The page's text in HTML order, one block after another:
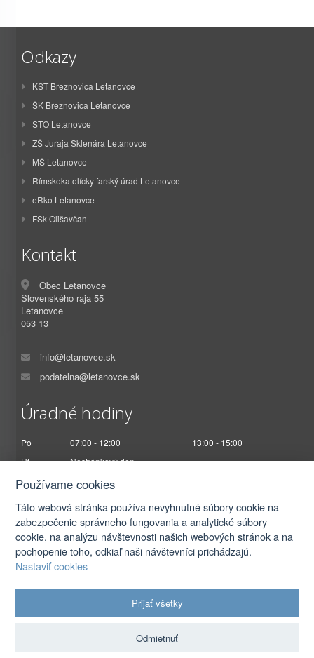
Odkazy
KST Breznovica Letanovce
ŠK Breznovica Letanovce
STO Letanovce
ZŠ Juraja Sklenára Letanovce
MŠ Letanovce
Rímskokatolícky farský úrad Letanovce
eRko Letanovce
FSk Olišavčan
Kontakt
Obec Letanovce
Slovenského raja 55
Letanovce
053 13
info@letanovce.sk
podatelna@letanovce.sk
Úradné hodiny
Po 07:00 - 12:00
13:00 - 15:00
Ut
Nestránkový deň
St
07:00 - 12:00
Pi
07:00 - 12:30
Ochrana osobných údajov|Prístupnosť
Používame cookies
Táto webová stránka používa nevyhnutné súbory cookie na
zabezpečenie správneho fungovania a analytické súbory
cookie, na analýzu návštevnosti našich webových stránok a na
pochopenie toho, odkiaľ naši návštevníci prichádzajú.
Nastaviť cookies
Prijať všetky
Odmietnuť